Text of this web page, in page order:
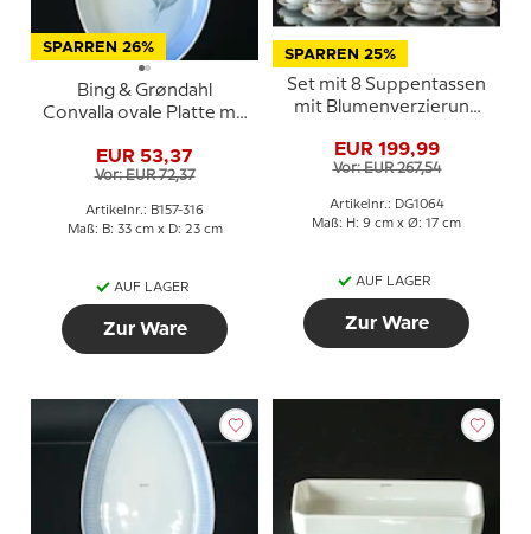
SPARREN 26%
Bing & Grøndahl
Convalla ovale Platte mit
EUR 53,37
Vor: EUR 72,37
Artikelnr.: B157-316
Maß: B: 33 cm x D: 23 cm
AUF LAGER
Zur Ware
SPARREN 25%
Set mit 8 Suppentassen
mit Blumenverzierung
EUR 199,99
Vor: EUR 267,54
Artikelnr.: DG1064
Maß: H: 9 cm x Ø: 17 cm
AUF LAGER
Zur Ware